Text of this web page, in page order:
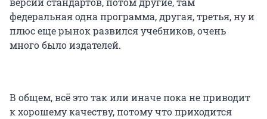
федеральная одна программа, другая, третья, ну и
плюс еще рынок развился учебников, очень
много было издателей.
В общем, всё это так или иначе пока не приводит
к хорошему качеству, потому что приходится